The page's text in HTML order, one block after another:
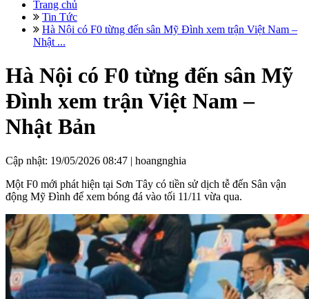
Trang chủ
Tin Tức
Hà Nội có F0 từng đến sân Mỹ Đình xem trận Việt Nam –
Nhật ...
Hà Nội có F0 từng đến sân Mỹ
Đình xem trận Việt Nam –
Nhật Bản
Cập nhật: 19/05/2026 08:47 | hoangnghia
Một F0 mới phát hiện tại Sơn Tây có tiền sử dịch tễ đến Sân vận
động Mỹ Đình để xem bóng đá vào tối 11/11 vừa qua.